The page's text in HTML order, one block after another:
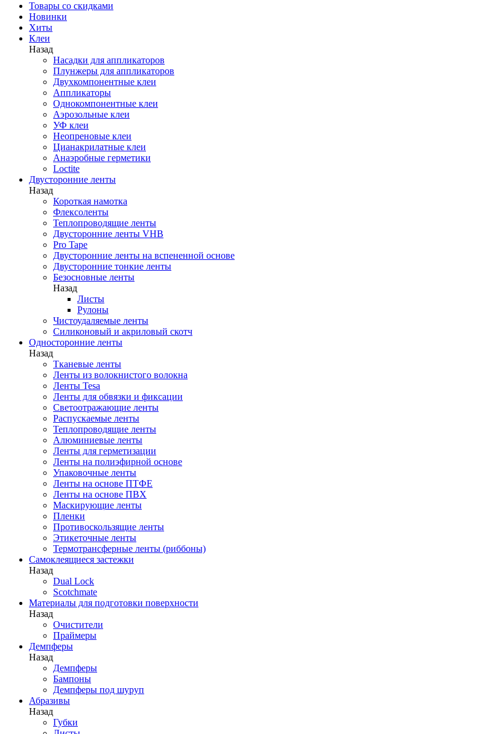
Товары со скидками
Новинки
Хиты
Клеи
Назад
Насадки для аппликаторов
Плунжеры для аппликаторов
Двухкомпонентные клеи
Аппликаторы
Однокомпонентные клеи
Аэрозольные клеи
УФ клеи
Неопреновые клеи
Цианакрилатные клеи
Анаэробные герметики
Loctite
Двусторонние ленты
Назад
Короткая намотка
Флексоленты
Теплопроводящие ленты
Двусторонние ленты VHB
Pro Tape
Двусторонние ленты на вспененной основе
Двусторонние тонкие ленты
Безосновные ленты
Назад
Листы
Рулоны
Чистоудаляемые ленты
Силиконовый и акриловый скотч
Односторонние ленты
Назад
Тканевые ленты
Ленты из волокнистого волокна
Ленты Tesa
Ленты для обвязки и фиксации
Светоотражающие ленты
Распускаемые ленты
Теплопроводящие ленты
Алюминиевые ленты
Ленты для герметизации
Ленты на полиэфирной основе
Упаковочные ленты
Ленты на основе ПТФЕ
Ленты на основе ПВХ
Маскирующие ленты
Пленки
Противоскользящие ленты
Этикеточные ленты
Термотрансферные ленты (риббоны)
Cамоклеящиеся застежки
Назад
Dual Lock
Scotchmate
Материалы для подготовки поверхности
Назад
Очистители
Праймеры
Демпферы
Назад
Демпферы
Бампоны
Демпферы под шуруп
Абразивы
Назад
Губки